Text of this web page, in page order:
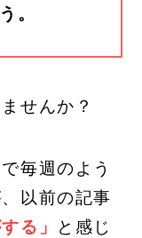
。
せんか？
毎週のよう
以前の記事
る」
と感じ